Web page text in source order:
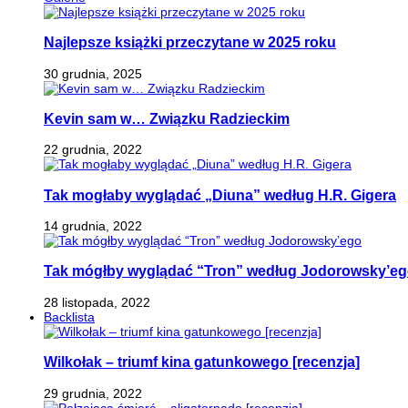
Najlepsze książki przeczytane w 2025 roku
30 grudnia, 2025
Kevin sam w… Związku Radzieckim
22 grudnia, 2022
Tak mogłaby wyglądać „Diuna” według H.R. Gigera
14 grudnia, 2022
Tak mógłby wyglądać “Tron” według
28 listopada, 2022
Backlista
Wilkołak – triumf kina gatunkowego [recenzja]
29 grudnia, 2022